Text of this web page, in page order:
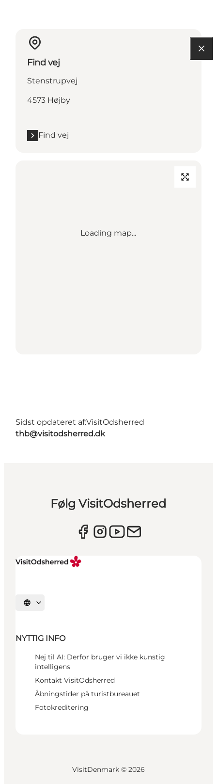
Find vej
Stenstrupvej
4573 Højby
Find vej
Loading map...
Sidst opdateret af:VisitOdsherred
thb@visitodsherred.dk
Følg VisitOdsherred
Vælg sprog
NYTTIG INFO
Nej til AI: Derfor bruger vi ikke kunstig
intelligens
Kontakt VisitOdsherred
Åbningstider på turistbureauet
Fotokreditering
VisitDenmark © 2026